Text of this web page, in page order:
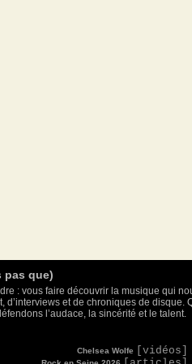
pas que)
: vous faire découvrir la musique qui
d’interviews et de chroniques de
l’audace, la sincérité et le talent.
Chelsea Wolfe [vidéos]